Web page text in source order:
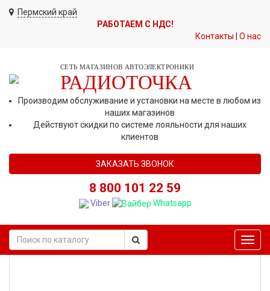
Пермский край
РАБОТАЕМ С НДС!
Контакты
О нас
СЕТЬ МАГАЗИНОВ АВТОЭЛЕКТРОНИКИ
РАДИОТОЧКА
Производим обслуживание и установки на месте в любом из
наших магазинов
Действуют скидки по системе лояльности для наших
клиентов
ЗАКАЗАТЬ ЗВОНОК
8 800 101 22 59
Viber Whatsapp